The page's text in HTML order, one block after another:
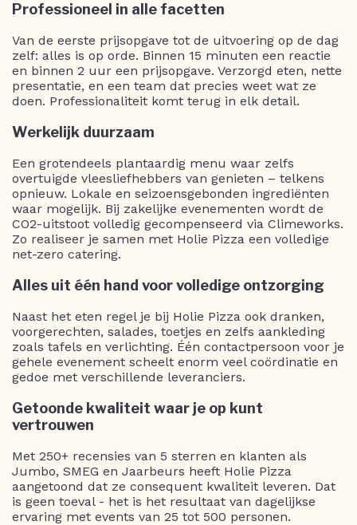
Professioneel in alle facetten
Van de eerste prijsopgave tot de uitvoering op de dag
zelf: alles is op orde. Binnen 15 minuten een reactie
en binnen 2 uur een prijsopgave. Verzorgd eten, nette
presentatie, en een team dat precies weet wat ze
doen. Professionaliteit komt terug in elk detail.
Werkelijk duurzaam
Een grotendeels plantaardig menu waar zelfs
overtuigde vleesliefhebbers van genieten – telkens
opnieuw. Lokale en seizoensgebonden ingrediënten
waar mogelijk. Bij zakelijke evenementen wordt de
CO2-uitstoot volledig gecompenseerd via Climeworks.
Zo realiseer je samen met Holie Pizza een volledige
net-zero catering.
Alles uit één hand voor volledige ontzorging
Naast het eten regel je bij Holie Pizza ook dranken,
voorgerechten, salades, toetjes en zelfs aankleding
zoals tafels en verlichting. Één contactpersoon voor je
gehele evenement scheelt enorm veel coördinatie en
gedoe met verschillende leveranciers.
Getoonde kwaliteit waar je op kunt
vertrouwen
Met 250+ recensies van 5 sterren en klanten als
Jumbo, SMEG en Jaarbeurs heeft Holie Pizza
aangetoond dat ze consequent kwaliteit leveren. Dat
is geen toeval - het is het resultaat van dagelijkse
ervaring met events van 25 tot 500 personen.